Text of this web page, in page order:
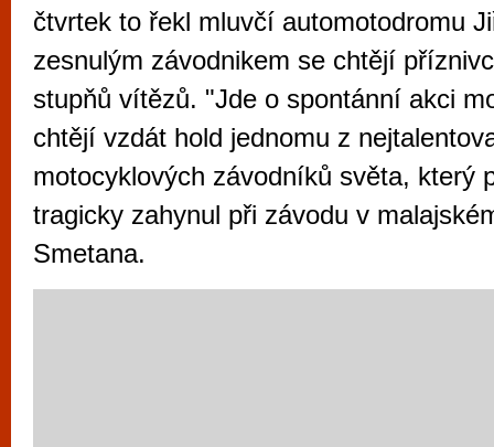
čtvrtek to řekl mluvčí automotodromu
zesnulým závodnikem se chtějí
stupňů vítězů. "Jde o spontánní akci
chtějí vzdát hold jednomu z
motocyklových závodníků světa, který
tragicky zahynul při závodu v
Smetana.
vyzkoušet různé kasinové hry. V
metropoli naleznete širokou nabídku her
po moderní automaty jak pro pravidelné
příležitostné hráče. V...